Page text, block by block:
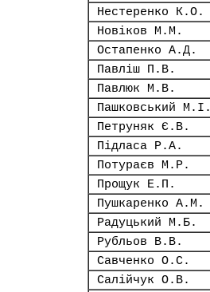
Нестеренко К.О.
Новіков М.М.
Остапенко А.Д.
Павліш П.В.
Павлюк М.В.
Пашковський М.І.
Петруняк Є.В.
Підласа Р.А.
Потураєв М.Р.
Прощук Е.П.
Пушкаренко А.М.
Радуцький М.Б.
Рубльов В.В.
Савченко О.С.
Салійчук О.В.